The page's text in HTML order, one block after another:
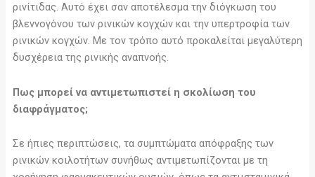
ρινίτιδας. Αυτό έχει σαν αποτέλεσμα την διόγκωση του
βλεννογόνου των ρινικών κογχών και την υπερτροφία των
ρινικών κογχών. Με τον τρόπο αυτό προκαλείται μεγαλύτερη
δυσχέρεια της ρινικής αναπνοής.
Πως μπορεί να αντιμετωπιστεί η σκολίωση του
διαφράγματος;
Σε ήπιες περιπτώσεις, τα συμπτώματα απόφραξης των
ρινικών κοιλοτήτων συνήθως αντιμετωπίζονται με τη